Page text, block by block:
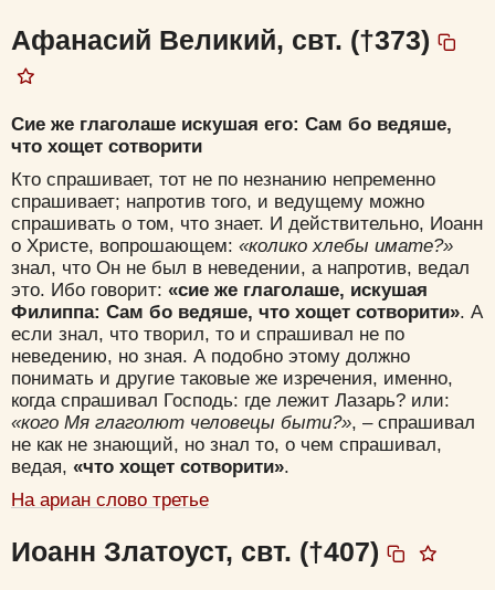
Афанасий Великий, свт. (†373)
Сие же глаголаше искушая его: Сам бо ведяше,
что хощет сотворити
Кто спрашивает, тот не по незнанию непременно
спрашивает; напротив того, и ведущему можно
спрашивать о том, что знает. И действительно, Иоанн
о Христе, вопрошающем: «колико хлебы имате?»
знал, что Он не был в неведении, а напротив, ведал
это. Ибо говорит: «сие же глаголаше, искушая
Филиппа: Сам бо ведяше, что хощет сотворити». А
если знал, что творил, то и спрашивал не по
неведению, но зная. А подобно этому должно
понимать и другие таковые же изречения, именно,
когда спрашивал Господь: где лежит Лазарь? или:
«кого Мя глаголют человецы быти?», – спрашивал
не как не знающий, но знал то, о чем спрашивал,
ведая, «что хощет сотворити».
На ариан слово третье
Иоанн Златоуст, свт. (†407)